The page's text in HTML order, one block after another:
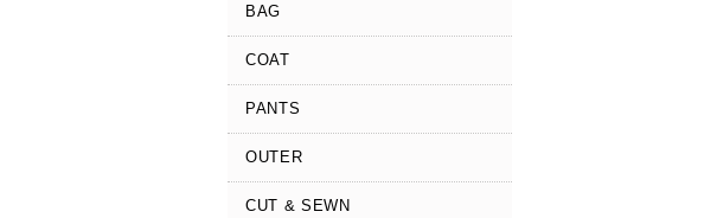
BAG
COAT
PANTS
OUTER
CUT & SEWN